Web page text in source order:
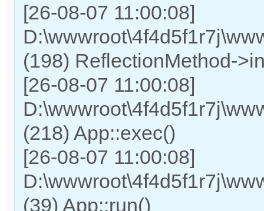
[26-08-07 11:00:08]
(198) ReflectionMethod-
[26-08-07 11:00:08]
(218) App::exec()
[26-08-07 11:00:08]
(39) App::run()